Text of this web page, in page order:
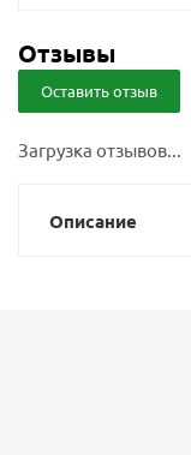
Отзывы
Оставить отзыв
Загрузка отзывов...
Описание